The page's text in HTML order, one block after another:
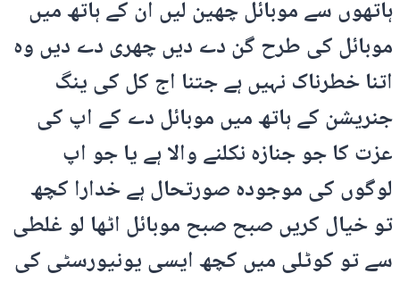
ہاتھوں سے موبائل چھین لیں ان کے ہاتھ میں
موبائل کی طرح گن دے دیں چھری دے دیں وہ
اتنا خطرناک نہیں ہے جتنا اج کل کی ینگ
جنریشن کے ہاتھ میں موبائل دے کے اپ کی
عزت کا جو جنازہ نکلنے والا ہے یا جو اپ
لوگوں کی موجودہ صورتحال ہے خدارا کچھ
تو خیال کریں صبح صبح موبائل اٹھا لو غلطی
سے تو کوٹلی میں کچھ ایسی یونیورسٹی کی